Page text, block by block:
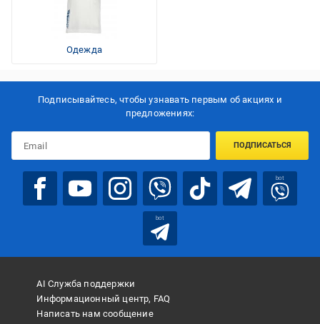
Одежда
Подписывайтесь, чтобы узнавать первым об акцияx и
предложениях:
ПОДПИСАТЬСЯ
bot
bot
AI Служба поддержки
Информационный центр, FAQ
Написать нам сообщение